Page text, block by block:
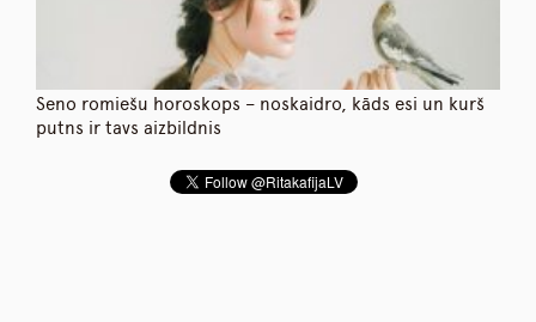
Seno romiešu horoskops – noskaidro, kāds esi un kurš
putns ir tavs aizbildnis